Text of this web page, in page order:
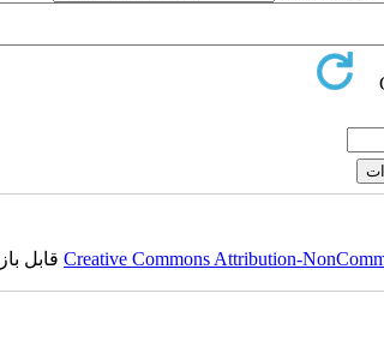
Creative Commons Attribution-قابل